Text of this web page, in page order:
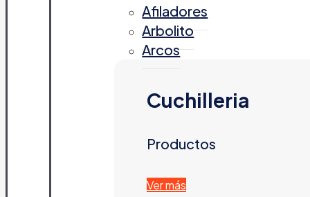
Afiladores
Arbolito
Arcos
Cuchilleria
Productos
Ver más